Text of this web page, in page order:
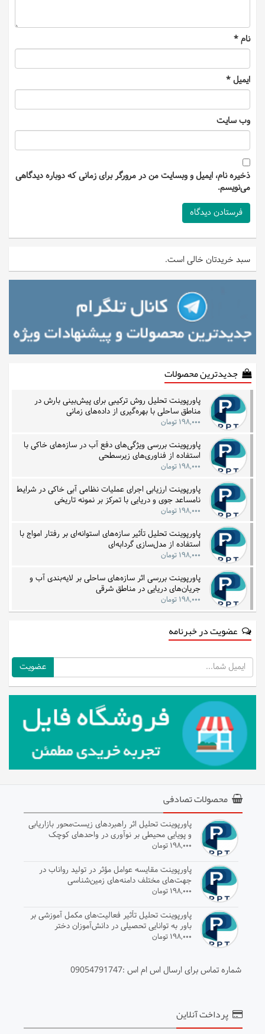
نام*
ایمیل*
وب‌ سایت
ذخیره نام، ایمیل و وبسایت من در مرورگر برای زمانی که دوباره دیدگاهی
می‌نویسم.
سبد خریدتان خالی است.
جدیدترین محصولات
پاورپوینت تحلیل روش ترکیبی برای پیش‌بینی بارش در
مناطق ساحلی با بهره‌گیری از داده‌های زمانی
۱۹۸,۰۰۰ تومان
پاورپوینت بررسی ویژگی‌های دفع آب در سازه‌های خاکی با
استفاده از فناوری‌های زیرسطحی
۱۹۸,۰۰۰ تومان
پاورپوینت ارزیابی اجرای عملیات نظامی آبی خاکی در شرایط
نامساعد جوی و دریایی با تمرکز بر نمونه تاریخی
۱۹۸,۰۰۰ تومان
پاورپوینت تحلیل تأثیر سازه‌های استوانه‌ای بر رفتار امواج با
استفاده از مدل‌سازی گردابه‌ای
۱۹۸,۰۰۰ تومان
پاورپوینت بررسی اثر سازه‌های ساحلی بر لایه‌بندی آب و
جریان‌های دریایی در مناطق شرقی
۱۹۸,۰۰۰ تومان
عضویت در خبرنامه
ایمیل
محصولات تصادفی
پاورپوینت تحلیل اثر راهبردهای زیست‌محور بازاریابی
و پویایی محیطی بر نوآوری در واحدهای کوچک
۱۹۸,۰۰۰ تومان
پاورپوینت مقایسه عوامل مؤثر در تولید رواناب در
جهت‌های مختلف دامنه‌های زمین‌شناسی
۱۹۸,۰۰۰ تومان
پاورپوینت تحلیل تأثیر فعالیت‌های مکمل آموزشی بر
باور به توانایی تحصیلی در دانش‌آموزان دختر
۱۹۸,۰۰۰ تومان
شماره تماس برای ارسال اس ام اس :09054791747
پرداخت آنلاین